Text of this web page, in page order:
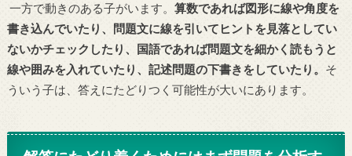
一方で動きのある子がいます。 算数であれば図形に線や角度を
書き込んでいたり、問題文に線を引いてヒントを見落としてい
ないかチェックしたり、国語であれば問題文を細かく読もうと
線や囲みを入れていたり、記述問題の下書きをしていたり。 そ
ういう子は、答えにたどりつく可能性が大いにあります。